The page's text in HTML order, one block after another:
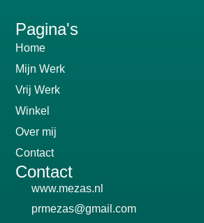
Pagina's
Home
Mijn Werk
Vrij Werk
Winkel
Over mij
Contact
Contact
www.mezas.nl
prmezas@gmail.com